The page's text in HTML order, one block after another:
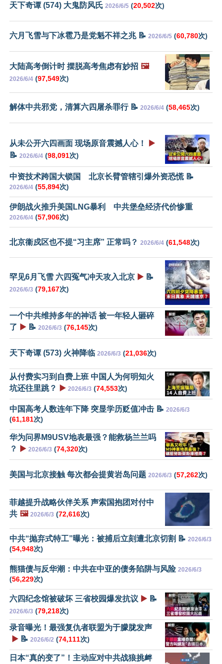
天下奇谭 (574) 大鬼防风氏 2026/6/5 (20,502次)
六月飞雪与下冰雹乃是党魁不祥之兆 📝 2026/6/5 (60,780次)
大陆高考倒计时 摆脱高考焦虑有妙招 🖼️
2026/6/4 (97,549次)
解体中共邪党，清算六四屠杀罪行 📝 2026/6/4 (58,465次)
从未公开六四画面 现场原音震撼人心！
▶️
📝 2026/6/4 (98,091次)
中资技术跨国大锁国 北京长臂管辖引爆外资恐慌 📝
2026/6/4 (55,894次)
伊朗战火推升美国LNG暴利 中共堡垒经济代价惨重
2026/6/4 (57,906次)
北京衞戍区也不提“习主席” 正常吗？ 2026/6/4 (61,548次)
罕见6月飞雪 六四冤气冲天攻入北京 ▶️ 📝
2026/6/3 (79,167次)
一个中共维持多年的神话 被一年轻人砸碎
了 ▶️ 📝 2026/6/3 (76,145次)
天下奇谭 (573) 火神降临 2026/6/3 (21,036次)
从付费实习到自费上班 中国人为何明知火
坑还往里跳？
▶️ 2026/6/3 (74,553次)
中国高考人数连年下降 突显学历贬值冲击 📝 2026/6/3
(61,181次)
华为问界M9USV地表最强？能救杨兰兰吗
？
▶️ 2026/6/3 (74,320次)
美国与北京接触 每次都会提黄岩岛问题 2026/6/3 (57,262次)
菲越提升战略伙伴关系 声索国抱团对付中
共 🖼️ 2026/6/3 (72,616次)
中共“抛弃式特工”曝光：被捕后立刻遭北京切割 📝 2026/6/3
(54,948次)
熊猫债与反华潮：中共在中亚的债务陷阱与风险 2026/6/3
(56,229次)
六四纪念馆被破坏 三省校园爆发抗议 ▶️ 📝
2026/6/3 (79,218次)
录音曝光！最强复仇者联盟为于朦胧发声
▶️ 📝 2026/6/2 (74,111次)
日本“真的变了”！主动应对中共战狼挑衅